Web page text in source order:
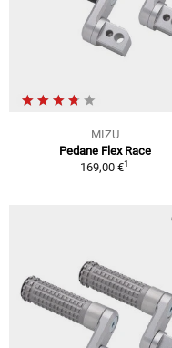
MIZU
Pedane Flex Race
169,00 €1